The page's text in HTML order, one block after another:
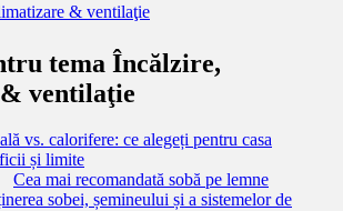
& ventilaţie
tema Încălzire,
ventilaţie
vs. calorifere: ce alegeți pentru casa
și limite
Cea mai recomandată sobă pe lemne
sobei, șemineului și a sistemelor de